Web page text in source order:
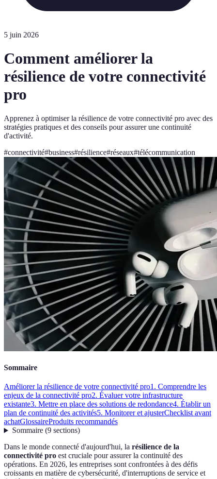
5 juin 2026
Comment améliorer la
résilience de votre connectivité
pro
Apprenez à optimiser la résilience de votre connectivité pro avec des
stratégies pratiques et des conseils pour assurer une continuité
d'activité.
#connectivité#business#résilience#réseaux#télécommunication
Sommaire
Améliorer la résilience de votre connectivité pro1. Comprendre les
enjeux de la connectivité pro2. Évaluer votre infrastructure
existante3. Mettre en place des solutions de redondance4. Établir un
plan de continuité des activités5. Monitorer et ajusterChecklist avant
achatGlossaireProduits recommandés
Sommaire(9 sections)
Dans le monde connecté d'aujourd'hui, la résilience de la
connectivité pro est cruciale pour assurer la continuité des
opérations. En 2026, les entreprises sont confrontées à des défis
croissants en matière de cybersécurité, d'interruptions de service et